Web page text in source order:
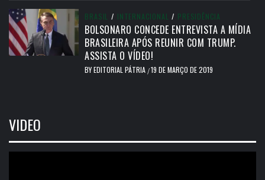
BRASIL / INTERNACIONAL / PRESIDÊNCIA
BOLSONARO CONCEDE ENTREVISTA A MÍDIA
BRASILEIRA APÓS REUNIR COM TRUMP.
ASSISTA O VÍDEO!
BYEDITORIAL PÁTRIA /19 DE MARÇO DE 2019
VIDEO